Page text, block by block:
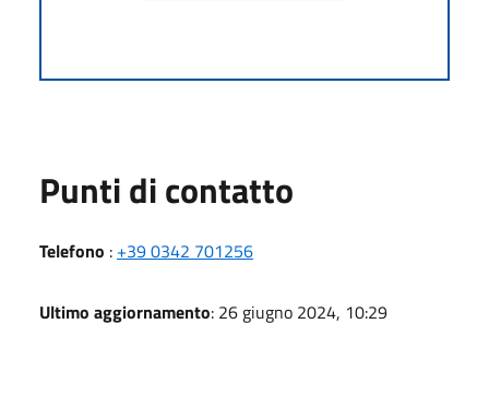
Punti di contatto
Telefono : +39 0342 701256
Ultimo aggiornamento: 26 giugno 2024, 10:29